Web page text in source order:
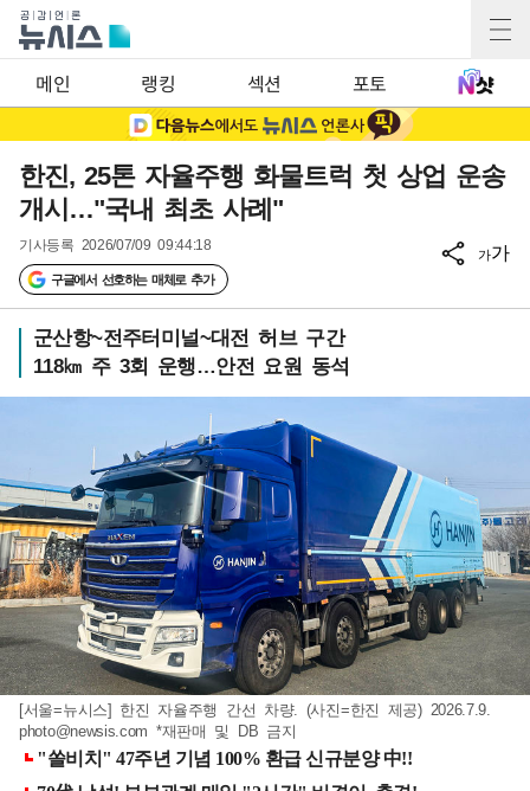
메인 랭킹 섹션 포토
한진, 25톤 자율주행 화물트럭 첫 상업 운송
개시…"국내 최초 사례"
기사등록 2026/07/09 09:44:18
구글에서 선호하는 매체로 추가
가가
군산항~전주터미널~대전 허브 구간
118㎞ 주 3회 운행…안전 요원 동석
[서울=뉴시스] 한진 자율주행 간선 차량. (사진=한진 제공) 2026.7.9.
photo@newsis.com *재판매 및 DB 금지